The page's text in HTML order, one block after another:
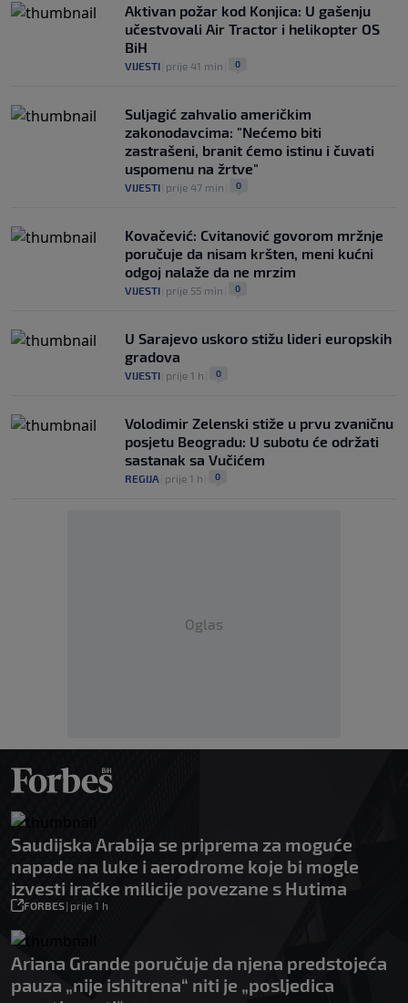
Aktivan požar kod Konjica: U gašenju
učestvovali Air Tractor i helikopter OS
BiH
VIJESTI prije 41 min 0
Suljagić zahvalio američkim
zakonodavcima: "Nećemo biti
zastrašeni, branit ćemo istinu i čuvati
uspomenu na žrtve"
VIJESTI prije 47 min 0
Kovačević: Cvitanović govorom mržnje
poručuje da nisam kršten, meni kućni
odgoj nalaže da ne mrzim
VIJESTI prije 55 min 0
U Sarajevo uskoro stižu lideri europskih
gradova
VIJESTI prije 1 h 0
Volodimir Zelenski stiže u prvu zvaničnu
posjetu Beogradu: U subotu će održati
sastanak sa Vučićem
REGIJA prije 1 h 0
Oglas
Saudijska Arabija se priprema za moguće
napade na luke i aerodrome koje bi mogle
izvesti iračke milicije povezane s Hutima
FORBES| prije 1 h
Ariana Grande poručuje da njena predstojeća
pauza „nije ishitrena“ niti je „posljedica